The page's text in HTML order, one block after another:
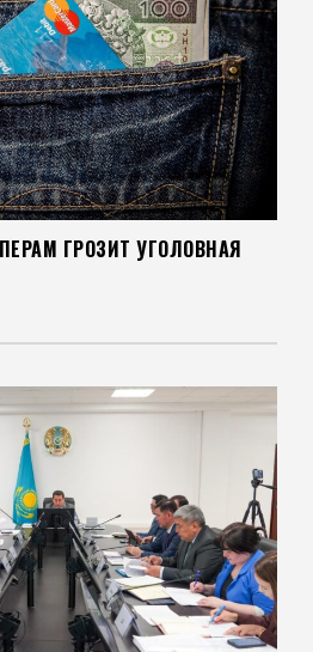
ГРОЗИТ УГОЛОВНАЯ